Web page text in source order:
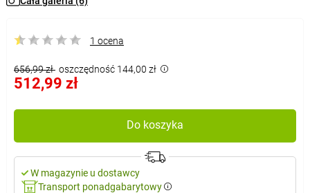
1 ocena
656,99 zł oszczędność 144,00 zł
512,99 zł
Do koszyka
W magazynie u dostawcy
Transport ponadgabarytowy